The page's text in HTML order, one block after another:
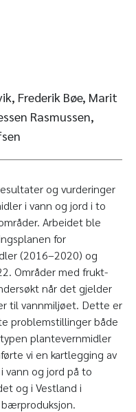
Frederik Bøe, Marit
Rasmussen,
og vurderinger
i vann og jord i to
Arbeidet ble
for
(2016–2020) og
Områder med frukt-
når det gjelder
til vannmiljøet. Dette er
problemstillinger både
plantevernmidler
vi en kartlegging av
vann og jord på to
og i Vestland i